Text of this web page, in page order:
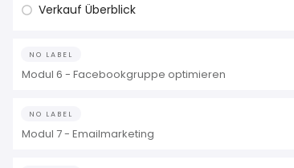
Verkauf Überblick
NO LABEL
Modul 6 - Facebookgruppe optimieren
NO LABEL
Modul 7 - Emailmarketing